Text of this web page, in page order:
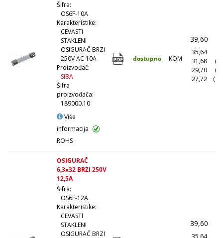
Šifra:
OS6F-10A
Karakteristike:
CEVASTI
STAKLENI
OSIGURAČ BRZI
250V AC 10A
Proizvođač:
SIBA
Šifra
proizvođača:
189000.10
Više
informacija
ROHS
dostupno KOM
39,60
35,64
31,68
29,70
27,72
OSIGURAČ
6,3x32 BRZI 250V
12,5A
Šifra:
OS6F-12A
Karakteristike:
CEVASTI
STAKLENI
OSIGURAČ BRZI
39,60
35,64